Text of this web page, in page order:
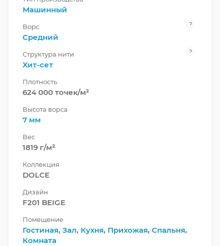
Машинный
Ворс ?
Средний
Структура нити ?
Хит-сет
Плотность
624 000 точек/м²
Высота ворса
7 мм
Вес
1819 г/м²
Коллекция
DOLCE
Дизайн
F201 BEIGE
Помещение
Гостиная, Зал, Кухня, Прихожая, Спальня,
Комната